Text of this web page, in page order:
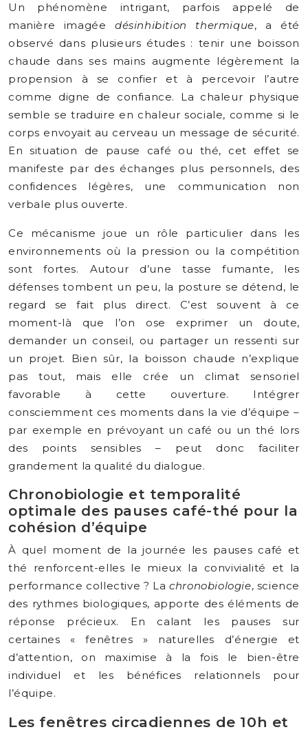
Un phénomène intrigant, parfois appelé de
manière imagée désinhibition thermique, a été
observé dans plusieurs études : tenir une boisson
chaude dans ses mains augmente légèrement la
propension à se confier et à percevoir l’autre
comme digne de confiance. La chaleur physique
semble se traduire en chaleur sociale, comme si le
corps envoyait au cerveau un message de sécurité.
En situation de pause café ou thé, cet effet se
manifeste par des échanges plus personnels, des
confidences légères, une communication non
verbale plus ouverte.
Ce mécanisme joue un rôle particulier dans les
environnements où la pression ou la compétition
sont fortes. Autour d’une tasse fumante, les
défenses tombent un peu, la posture se détend, le
regard se fait plus direct. C’est souvent à ce
moment-là que l’on ose exprimer un doute,
demander un conseil, ou partager un ressenti sur
un projet. Bien sûr, la boisson chaude n’explique
pas tout, mais elle crée un climat sensoriel
favorable à cette ouverture. Intégrer
consciemment ces moments dans la vie d’équipe –
par exemple en prévoyant un café ou un thé lors
des points sensibles – peut donc faciliter
grandement la qualité du dialogue.
Chronobiologie et temporalité
optimale des pauses café-thé pour la
cohésion d’équipe
À quel moment de la journée les pauses café et
thé renforcent-elles le mieux la convivialité et la
performance collective ? Lachronobiologie, science
des rythmes biologiques, apporte des éléments de
réponse précieux. En calant les pauses sur
certaines « fenêtres » naturelles d’énergie et
d’attention, on maximise à la fois le bien-être
individuel et les bénéfices relationnels pour
l’équipe.
Les fenêtres circadiennes de 10h et